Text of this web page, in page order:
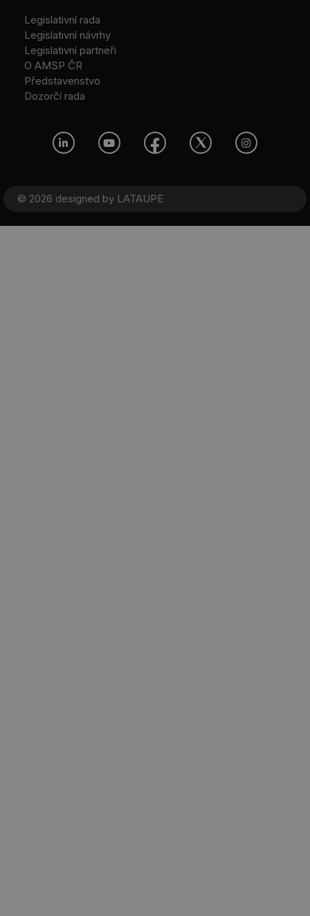
Legislativní rada
Legislativní návrhy
Legislativní partneři
O AMSP ČR
Představenstvo
Dozorčí rada
© 2026 designed by LATAUPE